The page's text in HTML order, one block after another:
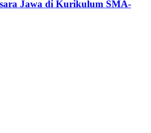
Jawa di Kurikulum SMA-